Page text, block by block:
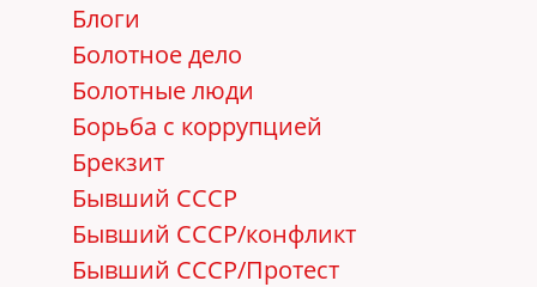
Блоги
Болотное дело
Болотные люди
Борьба с коррупцией
Брекзит
Бывший СССР
Бывший СССР/конфликт
Бывший СССР/Протест